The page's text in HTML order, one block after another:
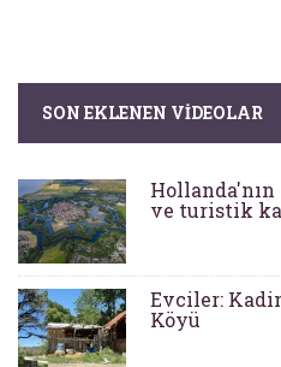
SON EKLENEN VIDEOLAR
ve turistik
Evciler:
Köyü